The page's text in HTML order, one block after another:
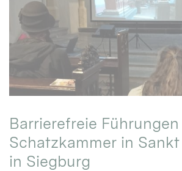
Barrierefreie
Schatzkammer in
in Siegburg